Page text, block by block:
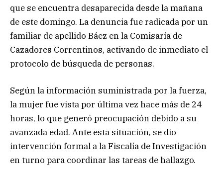
que se encuentra desaparecida desde la mañana
de este domingo. La denuncia fue radicada por un
familiar de apellido Báez en la Comisaría de
Cazadores Correntinos, activando de inmediato el
protocolo de búsqueda de personas.
Según la información suministrada por la fuerza,
la mujer fue vista por última vez hace más de 24
horas, lo que generó preocupación debido a su
avanzada edad. Ante esta situación, se dio
intervención formal a la Fiscalía de Investigación
en turno para coordinar las tareas de hallazgo.